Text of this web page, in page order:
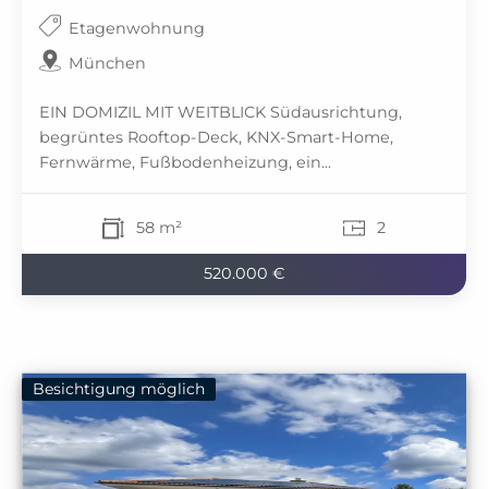
Etagenwohnung
München
EIN DOMIZIL MIT WEITBLICK Südausrichtung,
begrüntes Rooftop-Deck, KNX-Smart-Home,
Fernwärme, Fußbodenheizung, ein...
58 m² 2
520.000 €
Besichtigung möglich